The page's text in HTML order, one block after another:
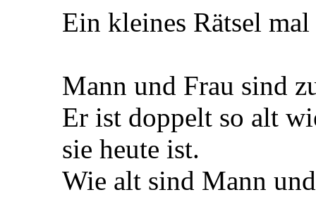
Ein kleines Rätsel mal
Mann und Frau sind
Er ist doppelt so alt
sie heute ist.
Wie alt sind Mann